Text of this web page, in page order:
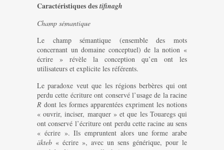
Caractéristiques des tifinagh
Champ sémantique
Le champ sémantique (ensemble des mots
concernant un domaine conceptuel) de la notion «
écrire » révèle la conception qu’en ont les
utilisateurs et explicite les référents.
Le paradoxe veut que les régions berbères qui ont
perdu cette écriture ont conservé l’usage de la racine
R dont les formes apparentées expriment les notions
« ouvrir, inciser, marquer » et que les Touaregs qui
ont conservé l’écriture ont perdu cette racine au sens
« écrire ». Ils empruntent alors une forme arabe
äkteb « écrire », avec un sens générique, pour le